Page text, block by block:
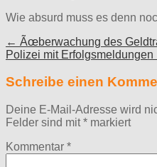
Wie absurd muss es denn
Post
navigation
← Ãœberwachung des
Polizei mit
Schreibe einen
Deine E-Mail-Adresse wird
Felder sind mit* markiert
Kommentar *